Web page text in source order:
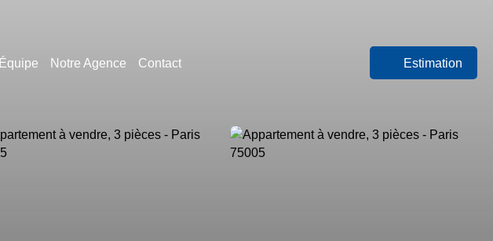
Équipe Notre Agence Contact Estimation